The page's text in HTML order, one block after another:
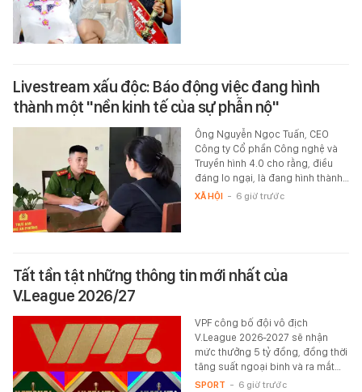
Livestream xấu độc: Báo động việc đang hình
thành một "nền kinh tế của sự phẫn nộ"
Ông Nguyễn Ngọc Tuấn, CEO
Công ty Cổ phần Công nghệ và
Truyền hình 4.0 cho rằng, điều
đáng lo ngại, là đang hình thành…
XÃ HỘI - 6 giờ trước
Tất tần tật những thông tin mới nhất của
V.League 2026/27
VPF công bố đội vô địch
V.League 2026-2027 sẽ nhận
mức thưởng 5 tỷ đồng, đồng thời
tăng suất ngoại binh và ra mắt…
SPORT - 6 giờ trước